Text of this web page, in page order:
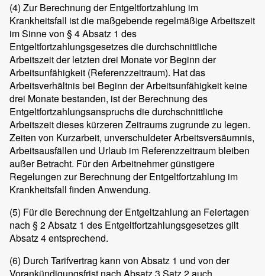
(4) Zur Berechnung der Entgeltfortzahlung im
Krankheitsfall ist die maßgebende regelmäßige Arbeitszeit
im Sinne von § 4 Absatz 1 des
Entgeltfortzahlungsgesetzes die durchschnittliche
Arbeitszeit der letzten drei Monate vor Beginn der
Arbeitsunfähigkeit (Referenzzeitraum). Hat das
Arbeitsverhältnis bei Beginn der Arbeitsunfähigkeit keine
drei Monate bestanden, ist der Berechnung des
Entgeltfortzahlungsanspruchs die durchschnittliche
Arbeitszeit dieses kürzeren Zeitraums zugrunde zu legen.
Zeiten von Kurzarbeit, unverschuldeter Arbeitsversäumnis,
Arbeitsausfällen und Urlaub im Referenzzeitraum bleiben
außer Betracht. Für den Arbeitnehmer günstigere
Regelungen zur Berechnung der Entgeltfortzahlung im
Krankheitsfall finden Anwendung.
(5) Für die Berechnung der Entgeltzahlung an Feiertagen
nach § 2 Absatz 1 des Entgeltfortzahlungsgesetzes gilt
Absatz 4 entsprechend.
(6) Durch Tarifvertrag kann von Absatz 1 und von der